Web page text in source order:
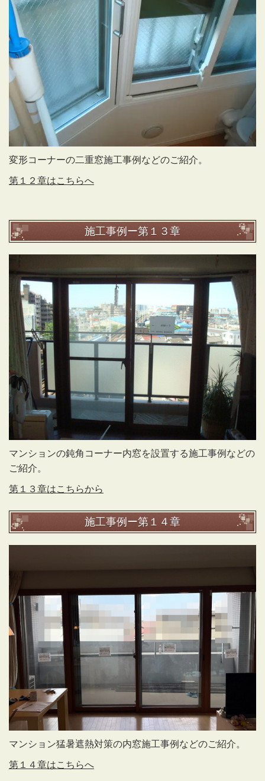
変形コーナーの二重窓施工事例などのご紹介。
第１２章はこちらへ
施工事例ー第１３章
マンションの鈍角コーナー内窓を設置する施工事例などの
ご紹介。
第１３章はこちらから
施工事例ー第１４章
マンション猛暑遮熱対策の内窓施工事例などのご紹介。
第１４章はこちらへ